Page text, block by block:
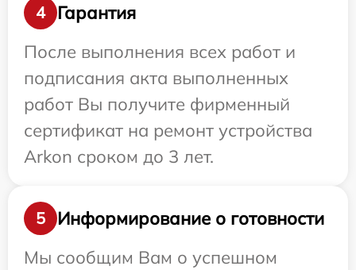
4
Гарантия
После выполнения всех работ и
подписания акта выполненных
работ Вы получите фирменный
сертификат на ремонт устройства
Arkon сроком до 3 лет.
5
Информирование о готовности
Мы сообщим Вам о успешном